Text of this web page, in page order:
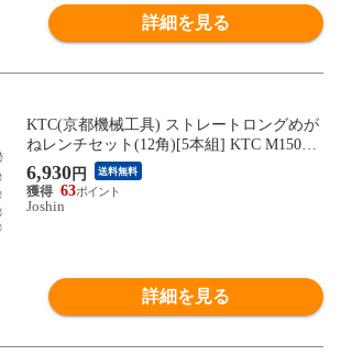
詳細を見る
KTC(京都機械工具) ストレートロングめが
ねレンチセット(12角)[5本組] KTC M1505
【返品種別B】
6,930円 送料無料
63
Joshin
詳細を見る